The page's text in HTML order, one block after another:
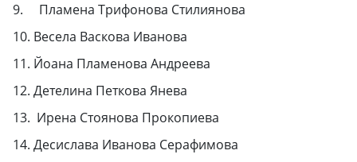
9. Пламена Трифонова Стилиянова
10. Весела Васкова Иванова
11. Йоана Пламенова Андреева
12. Детелина Петкова Янева
13. Ирена Стоянова Прокопиева
14. Десислава Иванова Серафимова